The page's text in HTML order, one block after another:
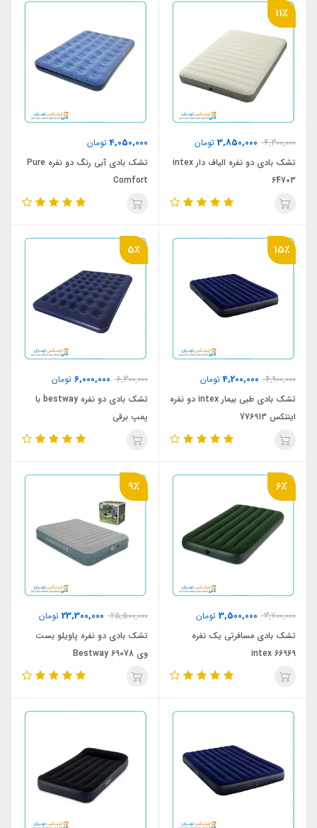
11٪
4,300,000
3,850,000 تومان
تشک بادی دو نفره الیاف دار intex
64703
4,050,000تومان
تشک بادی آبی رنگ دو نفره Pure
Comfort
15٪
4,900,000
4,200,000تومان
تشک بادی طبی بیمار intex دو نفره
اینتکس 77۶913
5٪
6,300,000
6,000,000 تومان
تشک بادی دو نفره bestway با
پمپ برقی
6٪
3,700,000
3,500,000 تومان
تشک بادی مسافرتی یک نفره
intex 66969
9٪
25,500,000
23,300,000 تومان
تشک بادی دو نفره پاویلو بست
وی Bestway 69078